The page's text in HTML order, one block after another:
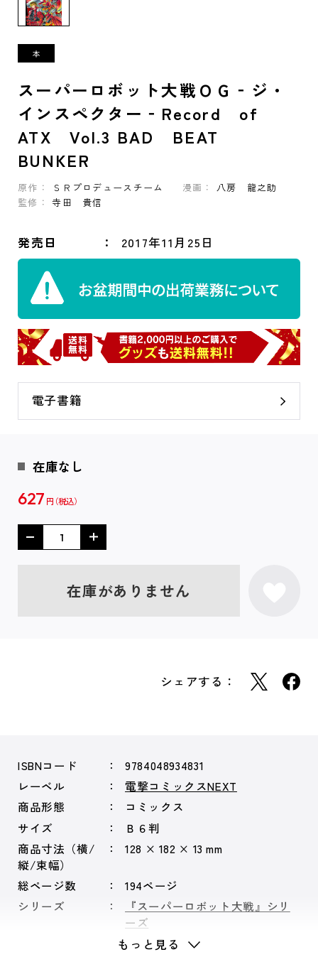
スーパーロボット大戦ＯＧ‐ジ・
インスペクター‐Record of
ATX Vol.3 BAD BEAT
BUNKER
原作： ＳＲプロデュースチーム 漫画：
八房 龍之助
監修： 寺田 貴信
発売日 2017年11月25日
電子書籍
在庫なし
627 円
在庫がありません
シェアする：
ISBNコード
9784048934831
レーベル
電撃コミックスNEXT
商品形態
コミックス
サイズ
Ｂ６判
商品寸法（横/
縦/束幅）
128 × 182 × 13 mm
総ページ数
194ページ
シリーズ
『スーパーロボット大戦』シリ
ーズ
もっと見る